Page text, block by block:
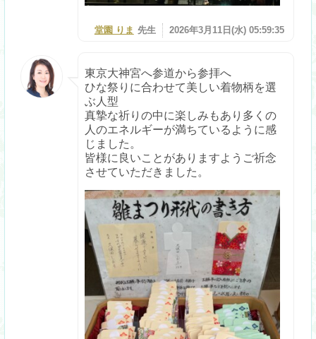
堂園 りま 先生 2026年3月11日(水) 05:59:35
東京大神宮へ参道から参拝へ
ひな祭りに合わせて美しい着物柄を選
ぶ人型
真摯な祈りの中に楽しみもあり多くの
人のエネルギーが満ちているように感
じました。
皆様に良いことがありますようご祈念
させていただきました。